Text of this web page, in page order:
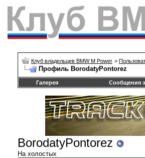
Клуб владельцев BMW M Power >
Профиль BorodatyPontorez
Галерея Сообщения
BorodatyPontorez
На холостых